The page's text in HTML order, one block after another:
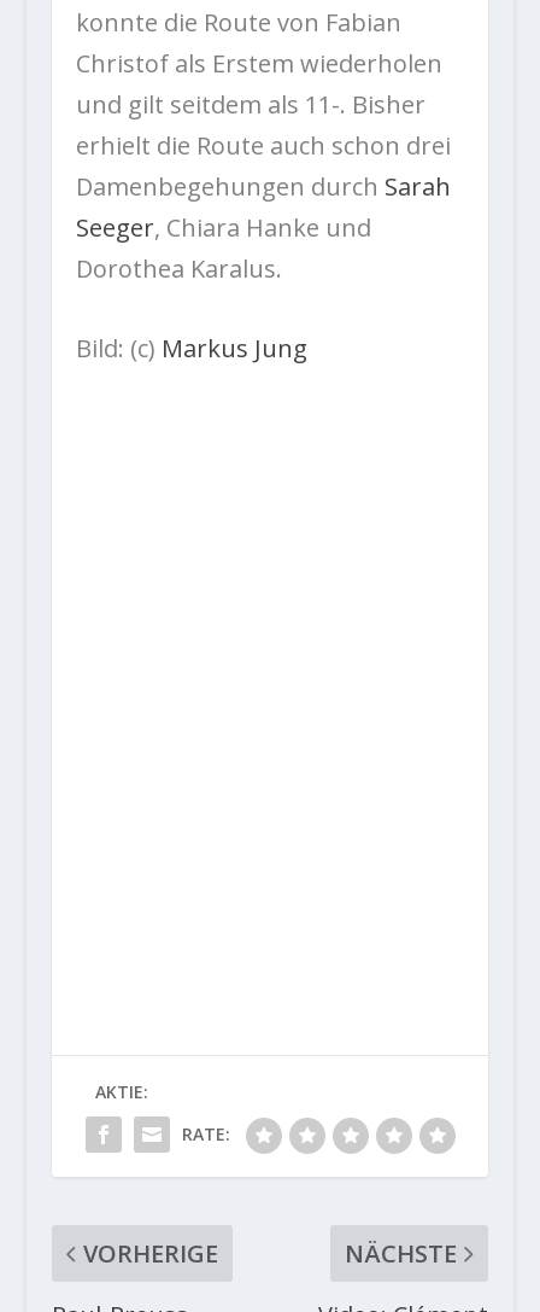
konnte die Route von Fabian
Christof als Erstem wiederholen
und gilt seitdem als 11-. Bisher
erhielt die Route auch schon drei
Damenbegehungen durch Sarah
Seeger, Chiara Hanke und
Dorothea Karalus.
Bild: (c) Markus Jung
AKTIE:
RATE:
VORHERIGE
NÄCHSTE